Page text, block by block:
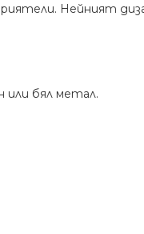
Нейният
или бял метал.